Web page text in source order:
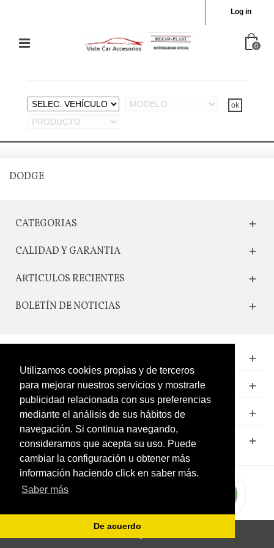
Utilizamos cookies propias y de terceros
para mejorar nuestros servicios y mostrarle
publicidad relacionada con sus preferencias
mediante el análisis de sus hábitos de
navegación. Si continua navegando,
consideramos que acepta su uso. Puede
cambiar la configuración u obtener más
información haciendo click en saber más.
Saber más
De acuerdo
Log in
0
DODGE
CATEGORIAS
CALIDAD Y GARANTIA
ARTICULOS RECIENTES
BOLETÍN DE NOTICIAS
LEGAL
CATÁLOGO
MI CUENTA